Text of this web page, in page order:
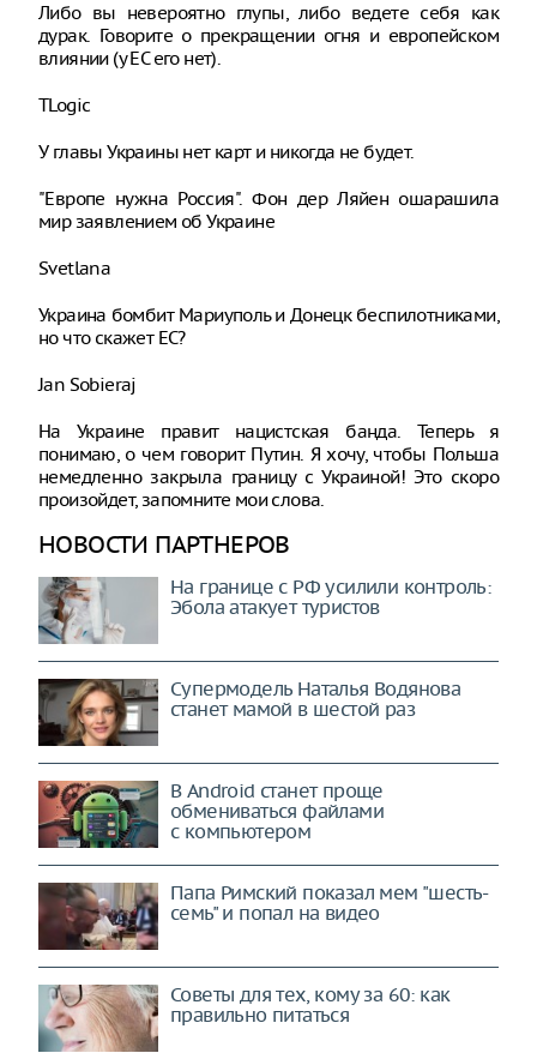
Либо вы невероятно глупы, либо ведете себя как
дурак. Говорите о прекращении огня и европейском
влиянии (у ЕС его нет).
TLogic
У главы Украины нет карт и никогда не будет.
"Европе нужна Россия". Фон дер Ляйен ошарашила
мир заявлением об Украине
Svetlana
Украина бомбит Мариуполь и Донецк беспилотниками,
но что скажет ЕС?
Jan Sobieraj
На Украине правит нацистская банда. Теперь я
понимаю, о чем говорит Путин. Я хочу, чтобы Польша
немедленно закрыла границу с Украиной! Это скоро
произойдет, запомните мои слова.
НОВОСТИ ПАРТНЕРОВ
На границе с РФ усилили контроль:
Эбола атакует туристов
Супермодель Наталья Водянова
станет мамой в шестой раз
В Android станет проще
обмениваться файлами
с компьютером
Папа Римский показал мем "шесть-
семь" и попал на видео
Советы для тех, кому за 60: как
правильно питаться